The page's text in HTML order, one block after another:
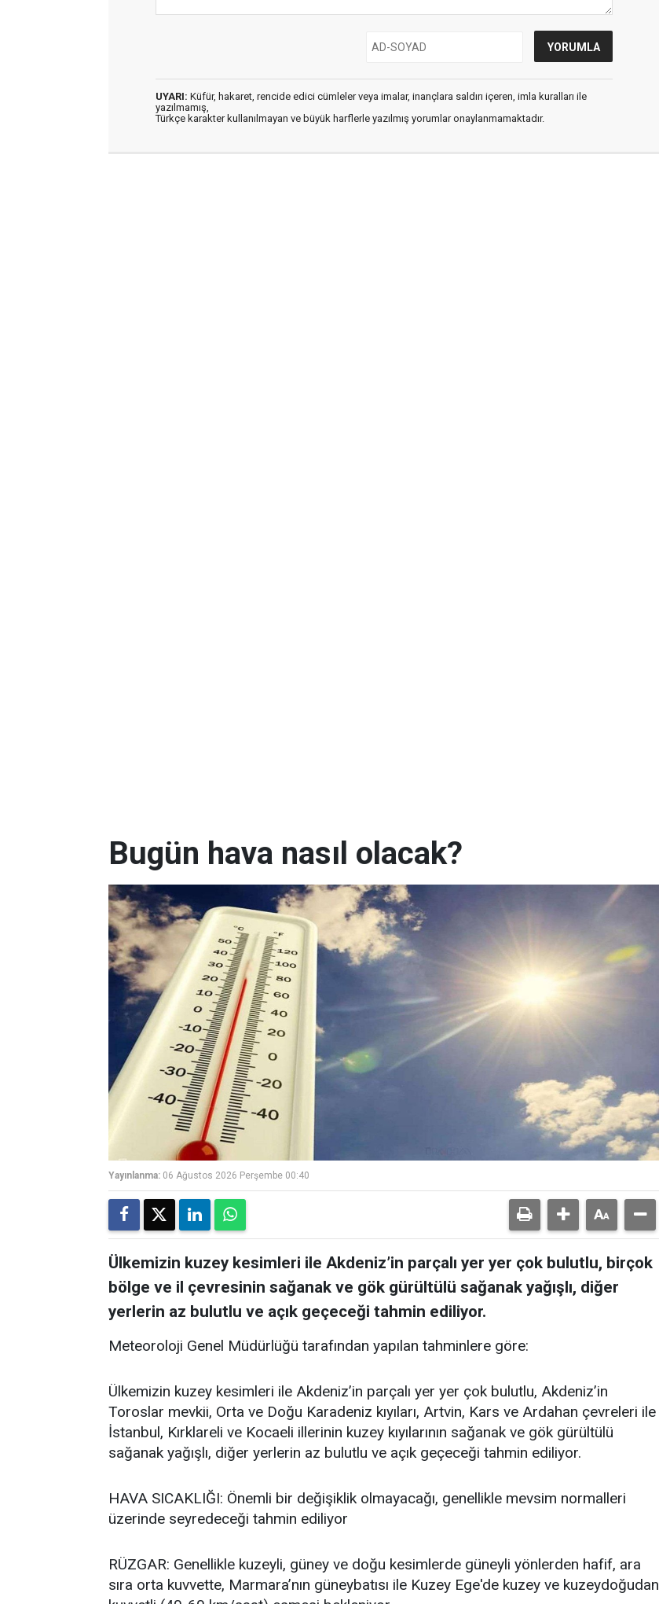
UYARI: Küfür, hakaret, rencide edici cümleler veya imalar, inançlara saldırı içeren, imla kuralları ile
yazılmamış,
Türkçe karakter kullanılmayan ve büyük harflerle yazılmış yorumlar onaylanmamaktadır.
Bugün hava nasıl olacak?
Yayınlanma: 06 Ağustos 2026 Perşembe 00:40
Ülkemizin kuzey kesimleri ile Akdeniz’in parçalı yer yer çok bulutlu, birçok
bölge ve il çevresinin sağanak ve gök gürültülü sağanak yağışlı, diğer
yerlerin az bulutlu ve açık geçeceği tahmin ediliyor.
Meteoroloji Genel Müdürlüğü tarafından yapılan tahminlere göre:
Ülkemizin kuzey kesimleri ile Akdeniz’in parçalı yer yer çok bulutlu, Akdeniz’in
Toroslar mevkii, Orta ve Doğu Karadeniz kıyıları, Artvin, Kars ve Ardahan çevreleri ile
İstanbul, Kırklareli ve Kocaeli illerinin kuzey kıyılarının sağanak ve gök gürültülü
sağanak yağışlı, diğer yerlerin az bulutlu ve açık geçeceği tahmin ediliyor.
HAVA SICAKLIĞI: Önemli bir değişiklik olmayacağı, genellikle mevsim normalleri
üzerinde seyredeceği tahmin ediliyor
RÜZGAR: Genellikle kuzeyli, güney ve doğu kesimlerde güneyli yönlerden hafif, ara
sıra orta kuvvette, Marmara’nın güneybatısı ile Kuzey Ege'de kuzey ve kuzeydoğudan